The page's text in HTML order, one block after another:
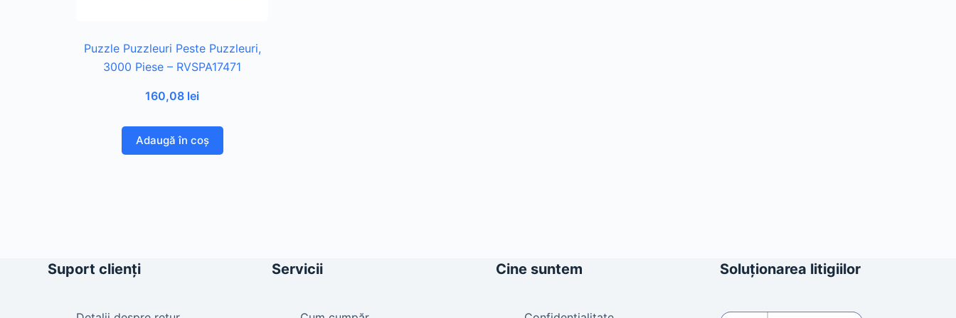
Puzzle Puzzleuri Peste Puzzleuri,
3000 Piese – RVSPA17471
160,08 lei
Adaugă în coș
Suport clienți Servicii Cine suntem Soluționarea litigiilor